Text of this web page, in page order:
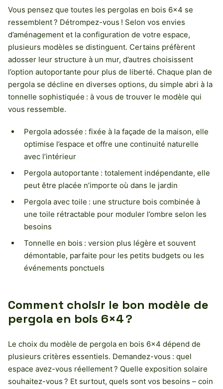
Vous pensez que toutes les pergolas en bois 6×4 se
ressemblent ? Détrompez-vous ! Selon vos envies
d’aménagement et la configuration de votre espace,
plusieurs modèles se distinguent. Certains préfèrent
adosser leur structure à un mur, d’autres choisissent
l’option autoportante pour plus de liberté. Chaque plan de
pergola se décline en diverses options, du simple abri à la
tonnelle sophistiquée : à vous de trouver le modèle qui
vous ressemble.
Pergola adossée : fixée à la façade de la maison, elle
optimise l’espace et offre une continuité naturelle
avec l’intérieur
Pergola autoportante : totalement indépendante, elle
peut être placée n’importe où dans le jardin
Pergola avec toile : une structure bois combinée à
une toile rétractable pour moduler l’ombre selon les
besoins
Tonnelle en bois : version plus légère et souvent
démontable, parfaite pour les petits budgets ou les
événements ponctuels
Comment choisir le bon modèle de
pergola en bois 6×4 ?
Le choix du modèle de pergola en bois 6×4 dépend de
plusieurs critères essentiels. Demandez-vous : quel
espace avez-vous réellement ? Quelle exposition solaire
souhaitez-vous ? Et surtout, quels sont vos besoins – coin